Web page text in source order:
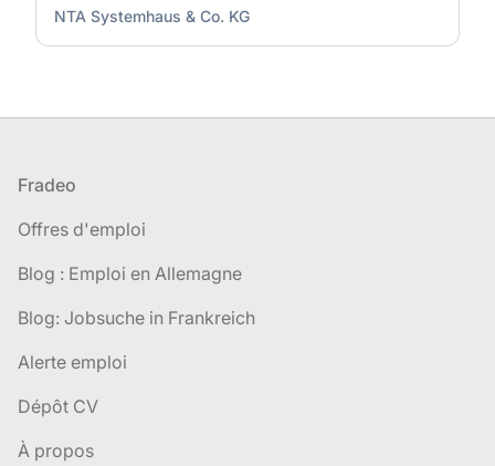
NTA Systemhaus & Co. KG
Pied de page
Fradeo
Offres d'emploi
Blog : Emploi en Allemagne
Blog: Jobsuche in Frankreich
Alerte emploi
Dépôt CV
À propos